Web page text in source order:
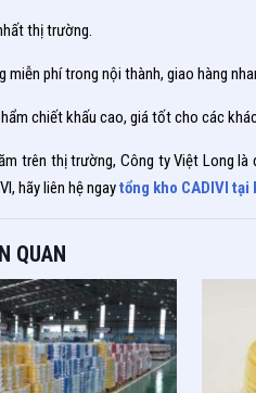
thị trường.
miễn phí trong nội thành, giao hàng
chiết khấu cao, giá tốt cho các
trên thị trường, Công ty Việt Long
hãy liên hệ ngaytổng kho CADIVI tại
QUAN